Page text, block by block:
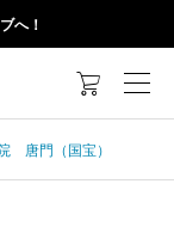
へ！

唐門（国宝）